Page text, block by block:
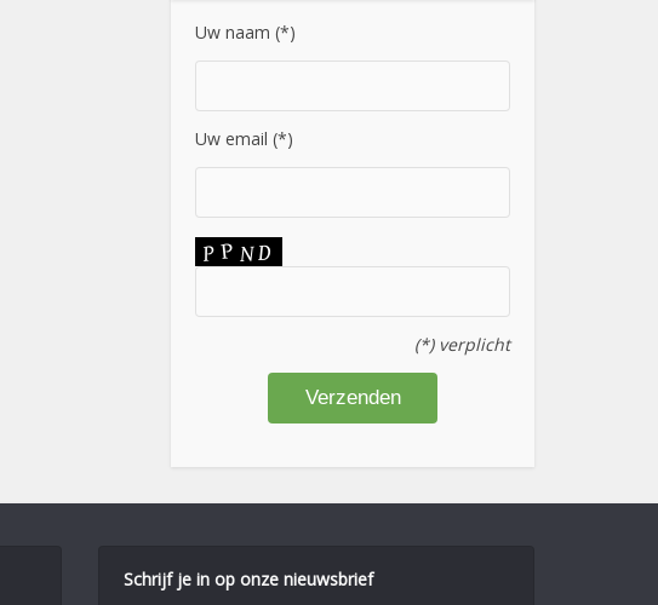
Uw naam (*)
Uw email (*)
(*) verplicht
Schrijf je in op onze nieuwsbrief